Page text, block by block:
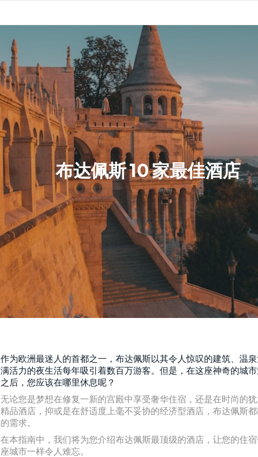
布达佩斯 10 家最佳酒店
作为欧洲最迷人的首都之一，布达佩斯以其令人惊叹的建筑、温
满活力的夜生活每年吸引着数百万游客。但是，在这座神奇的城
之后，您应该在哪里休息呢？
无论您是梦想在修复一新的宫殿中享受奢华住宿，还是在时尚的
精品酒店，抑或是在舒适度上毫不妥协的经济型酒店，布达佩斯
的需求。
在本指南中，我们将为您介绍布达佩斯最顶级的酒店，让您的住
座城市一样令人难忘。